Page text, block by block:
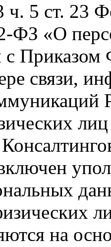
ч. 5 ст. 23
ФЗ «О
с
связи,
на